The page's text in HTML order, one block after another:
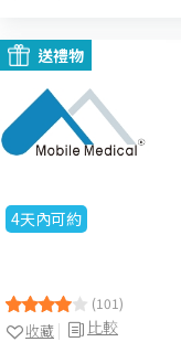
送禮物
4天內可約
(101)
比較
收藏